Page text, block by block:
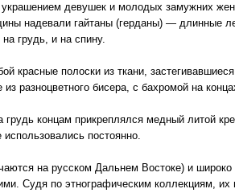
украшением девушек и молодых замужних
надевали гайтаны (герданы) — длинные
грудь, и на спину.
красные полоски из ткани,
разноцветного бисера, с бахромой на
концам прикреплялся медный литой
постоянно.
на русском Дальнем Востоке) и широко
Судя по этнографическим коллекциям, их